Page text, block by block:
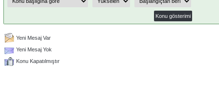
Yeni Mesaj Var
Yeni Mesaj Yok
Konu Kapatılmıştır